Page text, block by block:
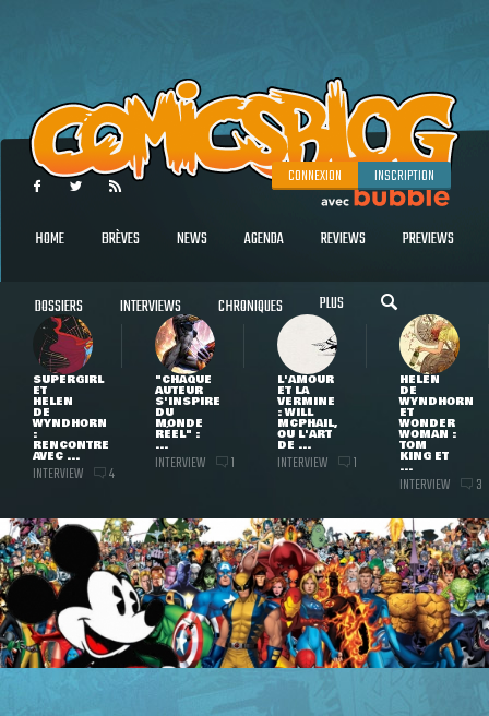
CONNEXION INSCRIPTION
HOME BRÈVES NEWS AGENDA REVIEWS PREVIEWS
DOSSIERS INTERVIEWS CHRONIQUES PLUS
SUPERGIRL
ET
HELEN
DE
WYNDHORN
:
RENCONTRE
AVEC ...
INTERVIEW 4
"CHAQUE
AUTEUR
S'INSPIRE
DU
MONDE
RÉEL" :
...
INTERVIEW 1
L'AMOUR
ET LA
VERMINE
: WILL
MCPHAIL,
OU L'ART
DE ...
INTERVIEW 1
HELEN
DE
WYNDHORN
ET
WONDER
WOMAN :
TOM
KING ET
...
INTERVIEW 3